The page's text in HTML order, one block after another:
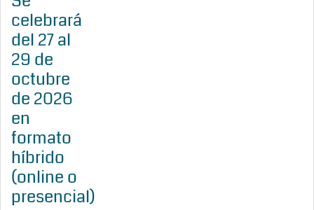
celebrará
del 27 al
29 de
octubre
de 2026
en
formato
híbrido
(online o
presencial)